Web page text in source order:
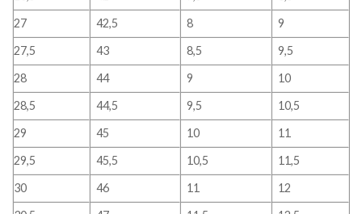
27
42,5 8
9
27,5
43 8,5
9,5
28
44 9
10
28,5
44,5 9,5
10,5
29
45 10
11
29,5
45,5 10,5
11,5
30
46 11
12